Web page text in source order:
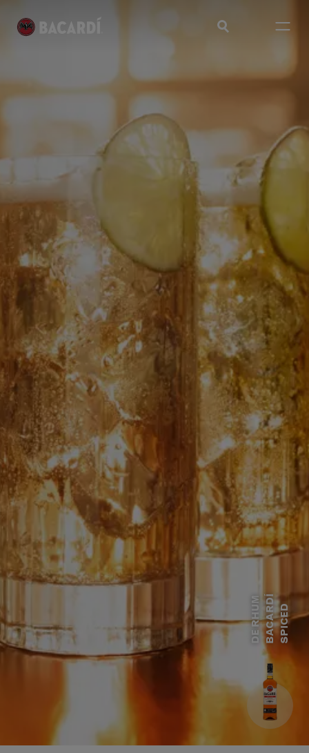
D
E
R
H U
M
B
A
C
A
R
D
Í
S
P
I
C
E D